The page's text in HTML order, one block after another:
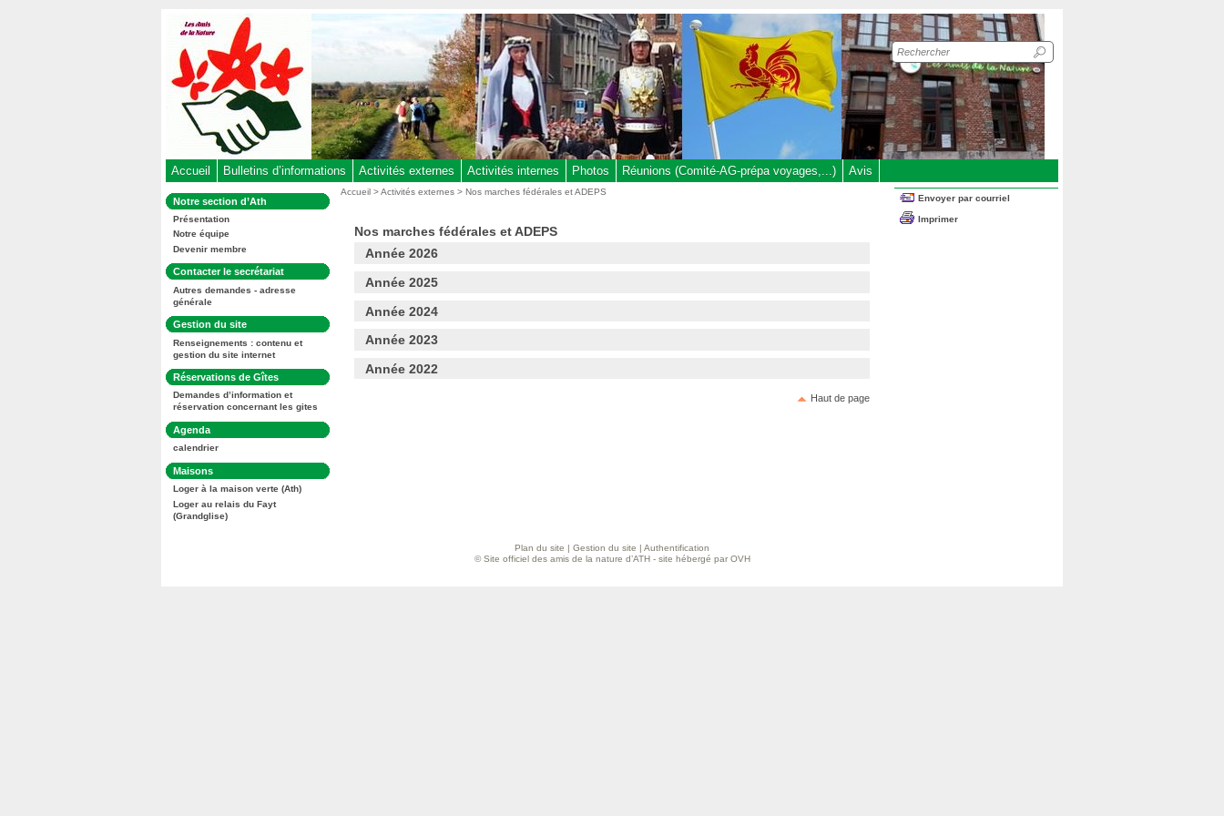
Recherche
sur
le
site
Accueil Bulletins d’informations Activités externes Activités internes Photos Réunions (Comité-AG-prépa voyages,...) Avis
Dans
la
rubrique
:
Notre section d’Ath
Présentation
Notre équipe
Devenir membre
Dans
la
rubrique
:
Contacter le secrétariat
Autres demandes - adresse
générale
Dans
la
rubrique
:
Gestion du site
Renseignements : contenu et
gestion du site internet
Dans
la
rubrique
:
Réservations de Gîtes
Demandes d’information et
réservation concernant les gites
Dans
la
rubrique
:
Agenda
calendrier
Dans
la
rubrique
:
Maisons
Loger à la maison verte (Ath)
Loger au relais du Fayt
(Grandglise)
Vous
Accueil >Activités externes > Nos marches fédérales et ADEPS
Nos marches fédérales et ADEPS
Année 2026
Année 2025
Année 2024
Année 2023
Année 2022
Haut de page
Envoyer par courriel
Imprimer
Plan du site | Gestion du site | Authentification
© Site officiel des amis de la nature d’ATH - site hébergé par OVH